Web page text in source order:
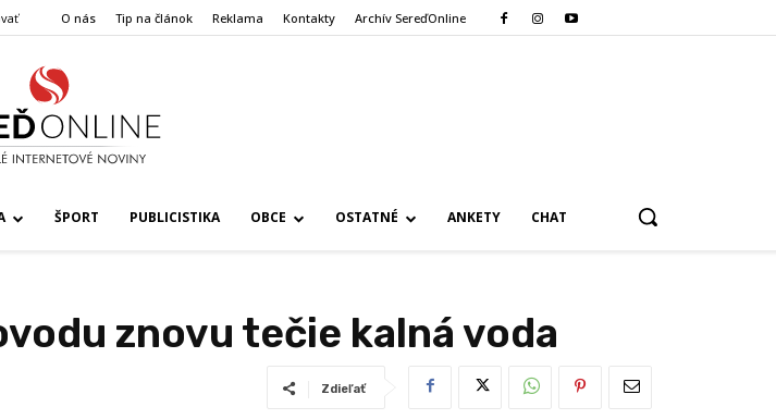
O nás Tip na článok Reklama Kontakty Archív SereďOnline
ŠPORT PUBLICISTIKA OBCE OSTATNÉ ANKETY CHAT
znovu tečie kalná voda
Zdieľať